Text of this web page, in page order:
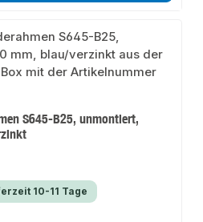
S645-B25, unmontiert,
10-11 Tage